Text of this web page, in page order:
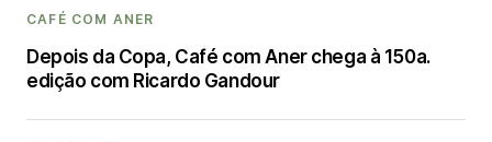
CAFÉ COM ANER
Depois da Copa, Café com Aner chega à 150a.
edição com Ricardo Gandour